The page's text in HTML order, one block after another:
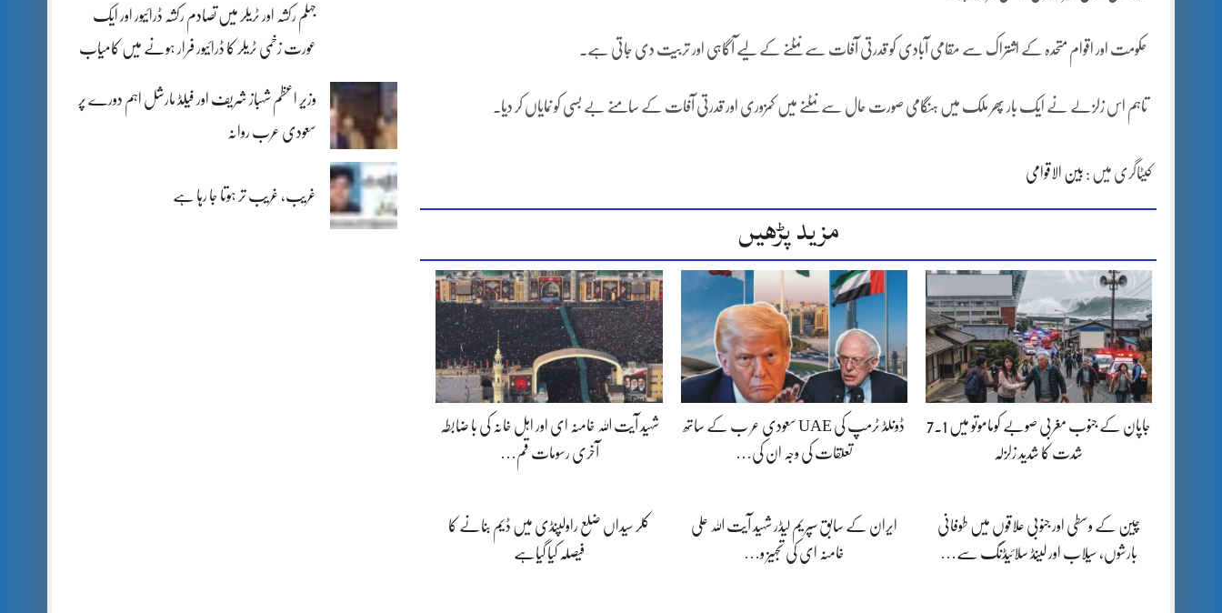
جہلم رکشہ اور ٹریلر میں تصادم رکشہ ڈرائیور اور ایک
عورت زخمی ٹریلر کا ڈرائیور فرار ہونے میں کامیاب
وزیر اعظم شہباز شریف اور فیلڈ مارشل اہم دورے پر
سعودی عرب روانہ
غریب، غریب تر ہوتا جا رہا ہے
حکومت اور اقوام متحدہ کے اشتراک سے مقامی آبادی کو قدرتی آفات سے نمٹنے کے لیے آگاہی اور تربیت دی جاتی ہے۔
تاہم اس زلزلے نے ایک بار پھر ملک میں ہنگامی صورت حال سے نمٹنے میں کمزوری اور قدرتی آفات کے سامنے بے بسی کو نمایاں کر دیا۔
کیٹاگری میں : بین الاقوامی
مزید پڑھیں
جاپان کے جنوب مغربی صوبے کوماموتو میں 7.1
شدت کا شدید زلزلہ
ڈونلڈ ٹرمپ کی UAE سعودی عر ب کے ساتھ
تعلقات کی وجہ ان کی…
شہید آیت اللہ خامنہ ای اور اہل خانہ کی با ضابطہ
آخری رسومات قم…
چین کے وسطی اور جنوبی علاقوں میں طوفانی
بارشوں، سیلاب اور لینڈ سلائیڈنگ سے…
ایران کے سابق سپریم لیڈر شہید آیت اللہ علی
خامنہ ای کی تجہیز و…
کلر سیداں ضلع راولپنڈی میں ڈیم بنانے کا
فیصلہ کیا گیاہے